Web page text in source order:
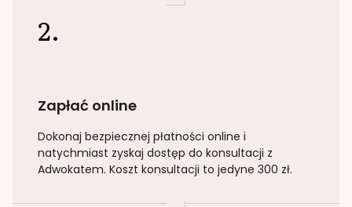
2.
Zapłać online
Dokonaj bezpiecznej płatności online i
natychmiast zyskaj dostęp do konsultacji z
Adwokatem. Koszt konsultacji to jedyne 300 zł.